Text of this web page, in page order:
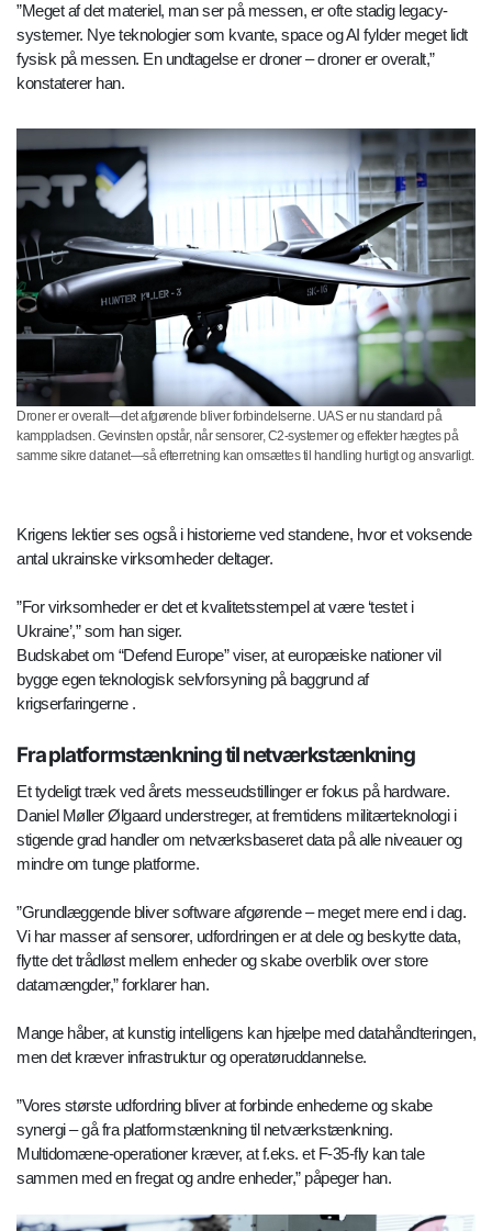
”Meget af det materiel, man ser på messen, er ofte stadig legacy-
systemer. Nye teknologier som kvante, space og AI fylder meget lidt
fysisk på messen. En undtagelse er droner – droner er overalt,”
konstaterer han.
Droner er overalt—det afgørende bliver forbindelserne. UAS er nu standard på
kamppladsen. Gevinsten opstår, når sensorer, C2-systemer og effekter hægtes på
samme sikre datanet—så efterretning kan omsættes til handling hurtigt og ansvarligt.
Krigens lektier ses også i historierne ved standene, hvor et voksende
antal ukrainske virksomheder deltager.
”For virksomheder er det et kvalitetsstempel at være ‘testet i
Ukraine’,” som han siger.
Budskabet om “Defend Europe” viser, at europæiske nationer vil
bygge egen teknologisk selvforsyning på baggrund af
krigserfaringerne .
Fra platformstænkning til netværkstænkning
Et tydeligt træk ved årets messeudstillinger er fokus på hardware.
Daniel Møller Ølgaard understreger, at fremtidens militærteknologi i
stigende grad handler om netværksbaseret data på alle niveauer og
mindre om tunge platforme.
”Grundlæggende bliver software afgørende – meget mere end i dag.
Vi har masser af sensorer, udfordringen er at dele og beskytte data,
flytte det trådløst mellem enheder og skabe overblik over store
datamængder,” forklarer han.
Mange håber, at kunstig intelligens kan hjælpe med datahåndteringen,
men det kræver infrastruktur og operatøruddannelse.
”Vores største udfordring bliver at forbinde enhederne og skabe
synergi – gå fra platformstænkning til netværkstænkning.
Multidomæne-operationer kræver, at f.eks. et F-35-fly kan tale
sammen med en fregat og andre enheder,” påpeger han.